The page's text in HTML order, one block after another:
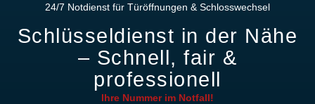
24/7 Notdienst für Türöffnungen & Schlosswechsel
Schlüsseldienst in der Nähe
– Schnell, fair &
professionell
Ihre Nummer im Notfall!